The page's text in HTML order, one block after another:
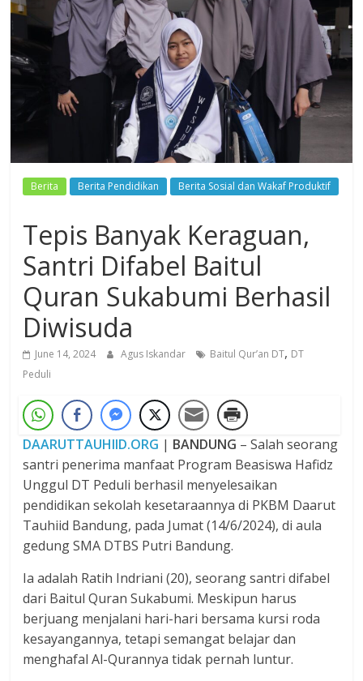
Dzikir,
Fikir,
Ikhtiar
Berita Berita Pendidikan Berita Sosial dan Wakaf Produktif
Tepis Banyak Keraguan,
Santri Difabel Baitul
Quran Sukabumi Berhasil
Diwisuda
June 14, 2024 Agus Iskandar Baitul Qur’an DT, DT
Peduli
DAARUTTAUHIID.ORG | BANDUNG – Salah seorang
santri penerima manfaat Program Beasiswa Hafidz
Unggul DT Peduli berhasil menyelesaikan
pendidikan sekolah kesetaraannya di PKBM Daarut
Tauhiid Bandung, pada Jumat (14/6/2024), di aula
gedung SMA DTBS Putri Bandung.
Ia adalah Ratih Indriani (20), seorang santri difabel
dari Baitul Quran Sukabumi. Meskipun harus
berjuang menjalani hari-hari bersama kursi roda
kesayangannya, tetapi semangat belajar dan
menghafal Al-Qurannya tidak pernah luntur.